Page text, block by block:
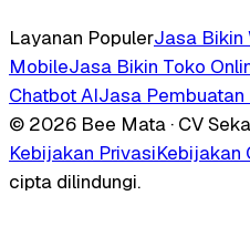
Layanan PopulerJasa Bikin
MobileJasa Bikin Toko
Chatbot AIJasa Pembuatan
© 2026 Bee Mata · CV
Kebijakan PrivasiKebijakan
cipta dilindungi.